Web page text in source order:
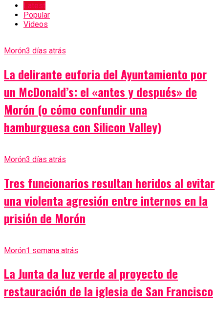
Latest
Popular
Videos
Morón3 días atrás
La delirante euforia del Ayuntamiento por
un McDonald’s: el «antes y después» de
Morón (o cómo confundir una
hamburguesa con Silicon Valley)
Morón3 días atrás
Tres funcionarios resultan heridos al evitar
una violenta agresión entre internos en la
prisión de Morón
Morón1 semana atrás
La Junta da luz verde al proyecto de
restauración de la iglesia de San Francisco